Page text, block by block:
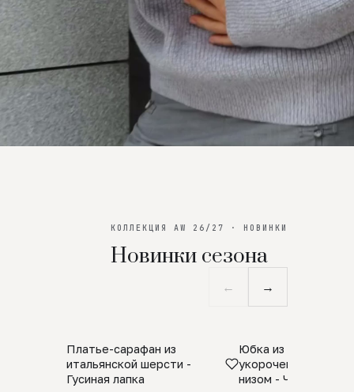
КОЛЛЕКЦИЯ AW 26/27 · НОВИНКИ
Новинки сезона
← →
SALE
Платье-сарафан из
итальянской шерсти -
Гусиная лапка
ПРЕДЗАКАЗ
Юбка из
укороченная с
низом - Черный